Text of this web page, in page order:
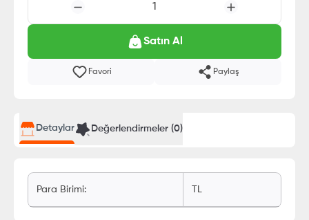
1
Satın Al
Favori Paylaş
Detaylar Değerlendirmeler (0)
Para Birimi: TL